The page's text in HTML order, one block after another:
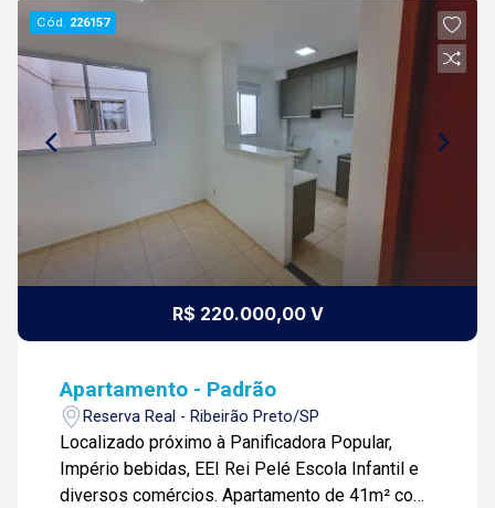
Cód. 226157
R$ 220.000,00 V
Apartamento - Padrão
Reserva Real - Ribeirão Preto/SP
Localizado próximo à Panificadora Popular,
Império bebidas, EEI Rei Pelé Escola Infantil e
diversos comércios. Apartamento de 41m² com: